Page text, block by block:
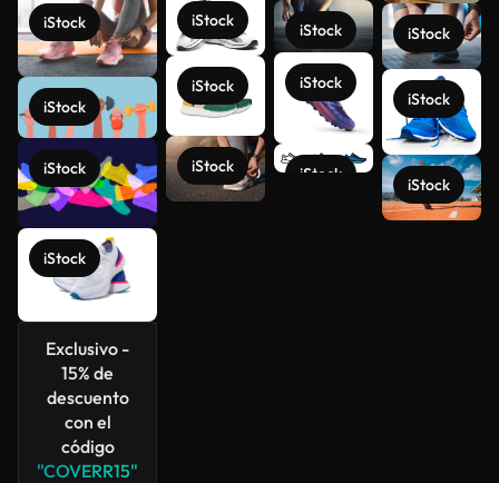
iStock
iStock
iStock
iStock
Exclusivo -
15% de
descuento
con el
código
"COVERR15"
iStock
iStock
iStock
iStock
iStock
iStock
iStock
iStock
iStock